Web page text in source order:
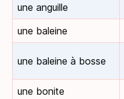
une anguille
une baleine
une baleine à bosse
une bonite